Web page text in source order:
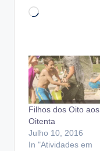
Loading…
Filhos dos Oito aos
Oitenta
Julho 10, 2016
In "Atividades em